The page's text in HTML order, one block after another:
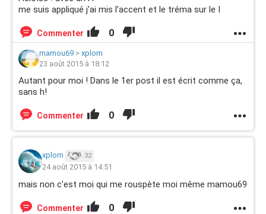
me suis appliqué j'ai mis l'accent et le tréma sur le I
Commenter 0
mamou69 > xplom
23 août 2015 à 18:12
Autant pour moi ! Dans le 1er post il est écrit comme ça,
sans h!
Commenter 0
xplom 32
24 août 2015 à 14:51
mais non c'est moi qui me rouspète moi même mamou69
Commenter 0